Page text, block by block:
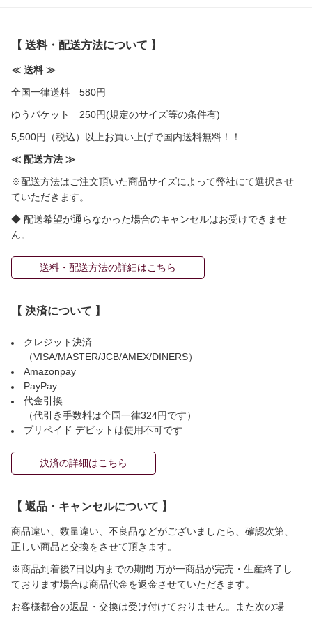
【 送料・配送方法について 】
≪ 送料 ≫
全国一律送料 580円
ゆうパケット 250円(規定のサイズ等の条件有)
5,500円（税込）以上お買い上げで国内送料無料！！
≪ 配送方法 ≫
※配送方法はご注文頂いた商品サイズによって弊社にて選択させ
ていただきます。
◆ 配送希望が通らなかった場合のキャンセルはお受けできませ
ん。
送料・配送方法の詳細はこちら
【 決済について 】
クレジット決済
（VISA/MASTER/JCB/AMEX/DINERS）
Amazonpay
PayPay
代金引換
（代引き手数料は全国一律324円です）
プリペイド デビットは使用不可です
決済の詳細はこちら
【 返品・キャンセルについて 】
商品違い、数量違い、不良品などがございましたら、確認次第、
正しい商品と交換をさせて頂きます。
※商品到着後7日以内までの期間 万が一商品が完売・生産終了し
ております場合は商品代金を返金させていただきます。
お客様都合の返品・交換は受け付けておりません。また次の場